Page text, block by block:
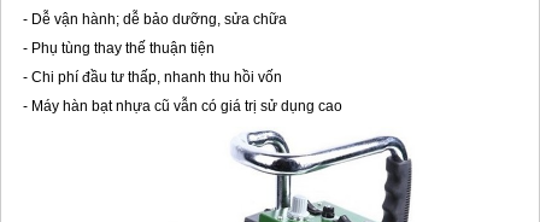
Máy hàn nhựa cầm tay
Máy Hàn Nhựa - Máy Hàn Đùn
Máy hàn tấm nhựa(hàn ghép đối đầu)
MÁY HÀN MÀNG NHỰA CHỐNG THẤM DỘT
- Dễ vận hành; dễ bảo dưỡng, sửa chữa
- Phụ tùng thay thế thuận tiện
- Chi phí đầu tư thấp, nhanh thu hồi vốn
- Máy hàn bạt nhựa cũ vẫn có giá trị sử dụng cao